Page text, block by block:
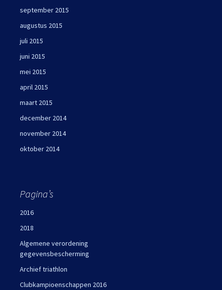
september 2015
augustus 2015
juli 2015
juni 2015
mei 2015
april 2015
maart 2015
december 2014
november 2014
oktober 2014
Pagina’s
2016
2018
Algemene verordening
gegevensbescherming
Archief triathlon
Clubkampioenschappen 2016